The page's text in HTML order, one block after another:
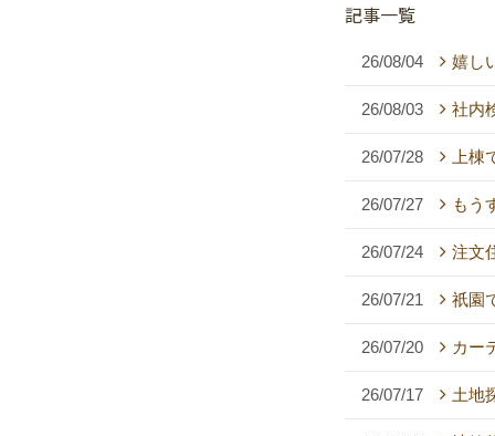
記事一覧
26/08/04 嬉
26/08/03 社内
26/07/28 上
26/07/27 もう
26/07/24 注文
26/07/21 祇園
26/07/20 カー
26/07/17 土地